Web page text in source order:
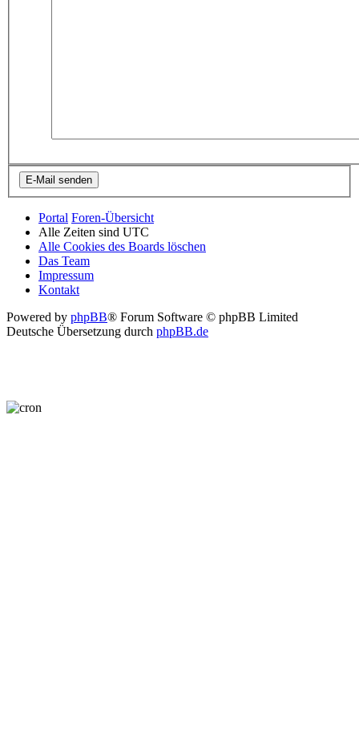
Portal Foren-Übersicht
Alle Zeiten sind UTC
Alle Cookies des Boards löschen
Das Team
Impressum
Kontakt
Powered by phpBB® Forum Software © phpBB Limited
Deutsche Übersetzung durch phpBB.de